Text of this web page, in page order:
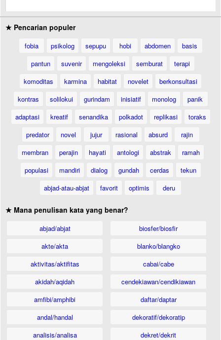
★ Pencarian populer
fobia psikolog sepupu hobi abdomen
basis
pantun
suvenir mengoleksi semburat
terapi
komoditas
karmina habitat novelet
berkonsultasi
kontras
solilokui gurindam inisiatif monolog
panik
adaptasi
kreatif senandika polkadot replikasi
toraks
predator
novel jujur rasional absurd
rajin
membran
perajin hayati antologi abstrak
ramah
populasi
mandiri dialog gundah cerdas
tekun
abjad-atau-abjat
favorit optimis deru
★ Mana penulisan kata yang benar?
abjad/abjat
akte/akta
aktivitas/aktifitas
akidah/aqidah
amfibi/amphibi
andal/handal
analisis/analisa
biosfer/biosfir
blanko/blangko
cabai/cabe
cendekiawan/cendikiawan
daftar/daptar
dekoratif/dekoratip
dekret/dekrit